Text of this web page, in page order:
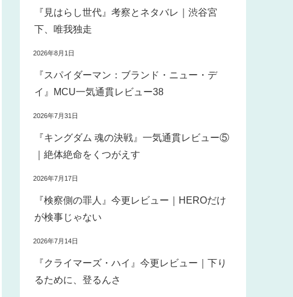
『見はらし世代』考察とネタバレ｜渋谷宮
下、唯我独走
2026年8月1日
『スパイダーマン：ブランド・ニュー・デ
イ』MCU一気通貫レビュー38
2026年7月31日
『キングダム 魂の決戦』一気通貫レビュー⑤
｜絶体絶命をくつがえす
2026年7月17日
『検察側の罪人』今更レビュー｜HEROだけ
が検事じゃない
2026年7月14日
『クライマーズ・ハイ』今更レビュー｜下り
るために、登るんさ